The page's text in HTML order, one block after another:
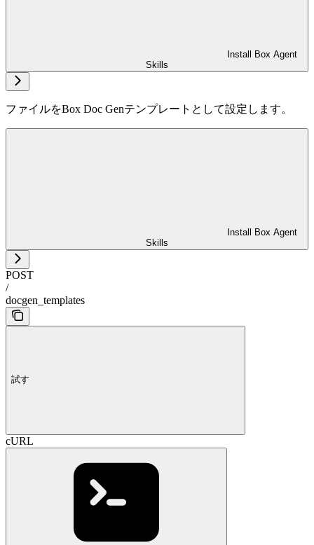
Install Box Agent
Skills
ファイルをBox Doc Genテンプレートとして設定します。
Install Box Agent
Skills
POST
/
docgen_templates
試す
cURL